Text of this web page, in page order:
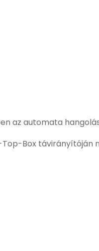
az automata
Top-Box távirányítóján